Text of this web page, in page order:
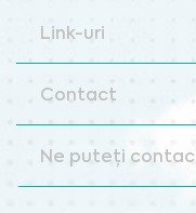
Link-uri
Contact
Ne puteți